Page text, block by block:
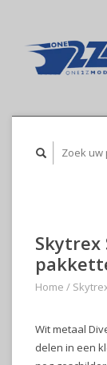
Skytrex
Home /
Wit metaal
delen in een